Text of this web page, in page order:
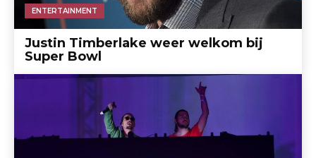
ENTERTAINMENT
Justin Timberlake weer welkom bij
Super Bowl